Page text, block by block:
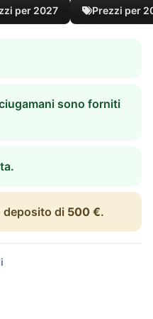
per 2027 Prezzi per
sono forniti
deposito di 500 €.